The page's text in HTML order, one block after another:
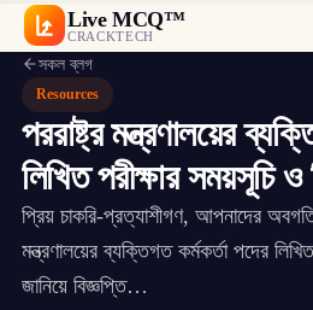
Live MCQ™
CRACKTECH
সকল ব্লগ
Resources
পররাষ্ট্র মন্ত্রণালয়ের
লিখিত পরীক্ষার সময়সূচি ও
প্রিয় চাকরি-প্রত্যাশীগণ, আপনাদের
মন্ত্রণালয়ের ব্যক্তিগত কর্মকর্তা পদের
জানিয়ে বিজ্ঞপ্তি…